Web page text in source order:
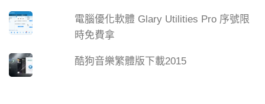
電腦優化軟體 Glary Utilities Pro 序號限
時免費拿
酷狗音樂繁體版下載2015